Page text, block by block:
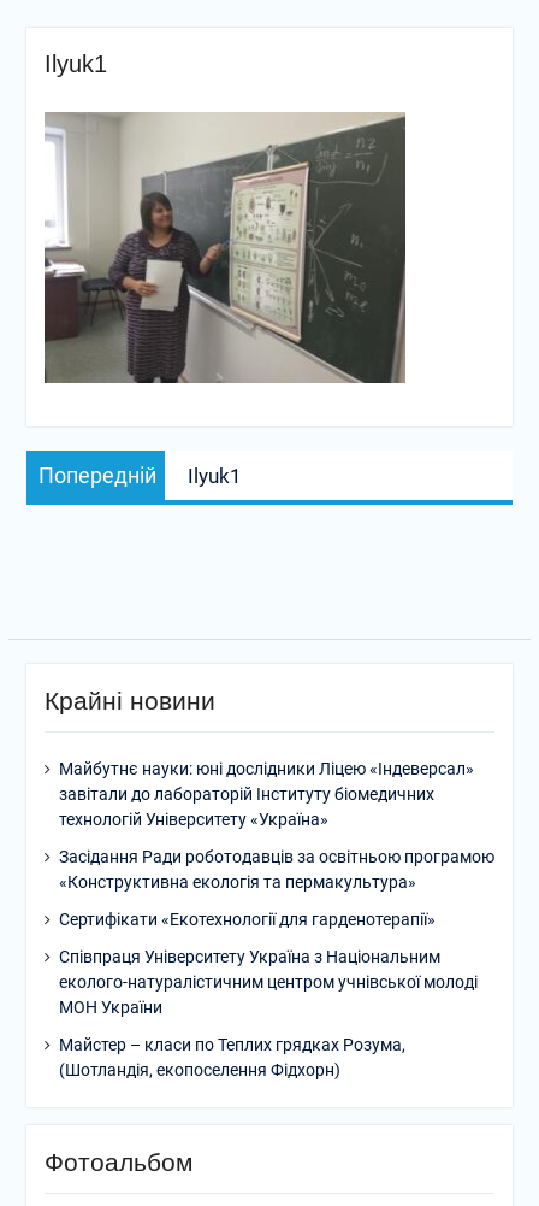
Ilyuk1
Навігація
записів
Попередній
Попередній
запис:
Ilyuk1
Крайні новини
Майбутнє науки: юні дослідники Ліцею «Індеверсал»
завітали до лабораторій Інституту біомедичних
технологій Університету «Україна»
Засідання Ради роботодавців за освітньою програмою
«Конструктивна екологія та пермакультура»
Сертифікати «Екотехнології для гарденотерапії»
Співпраця Університету Україна з Національним
еколого-натуралістичним центром учнівської молоді
МОН України
Майстер – класи по Теплих грядках Розума,
(Шотландія, екопоселення Фідхорн)
Фотоальбом